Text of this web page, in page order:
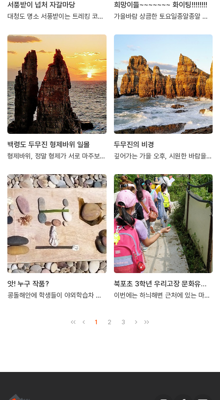
서풍받이 넙처 자갈마당
대청도 명소 서풍받이는 트레킹 코스가 멋진 곳으로 탐방객들의 사랑을 받고 있는데요, 이번에…
희망이들~~~~~~~ 화이팅!!!!!!!!
가을바람 상큼한 토요일종알종알 떠들어대는 소리."와~~~ 바다다"아이들의 소리에 바다도 깨…
백령도 두무진 형제바위 일몰
형제바위, 정말 형제가 서로 마주보고 서 있는 듯......처음에는 해안가가 조금씩 파이더…
두무진의 비경
깊어가는 가을 오후, 시원한 바람을 맞으며 두무진을 찾았다.저녁 노을에 비친 두무진은 고려…
앗! 누구 작품?
콩돌해안에 학생들이 야외학습차 왔어요.예쁜 나무판에 이름쓰기를 했는데 .....다양한 크기…
북포초 3학년 우리고장 문화유산 답사 3-마나루와 감람암 포획 현무암
이번에는 하늬해변 근처에 있는 마나루와 말등조개무덤(말등패총)을 찾아보았습니다.예전에는 백…
1 2 3